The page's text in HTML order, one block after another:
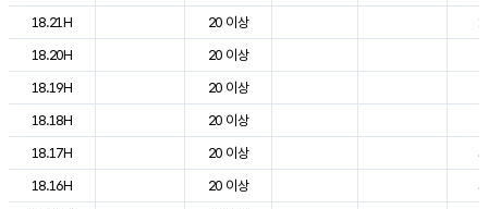
18.21H
20 이상
18.20H
20 이상
18.19H
20 이상
18.18H
20 이상
18.17H
20 이상
18.16H
20 이상